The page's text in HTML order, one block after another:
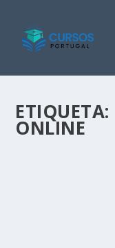
ETIQUETA:
ONLINE